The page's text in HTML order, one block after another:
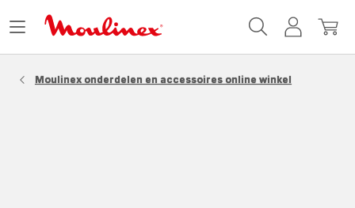
MijnMijn
Menu
Moulinex onderdelen en accessoires online winkel